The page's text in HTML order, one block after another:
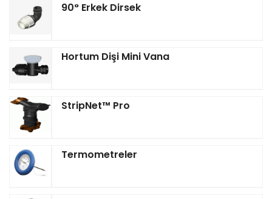
90° Erkek Dirsek
Hortum Dişi Mini Vana
StripNet™ Pro
Termometreler